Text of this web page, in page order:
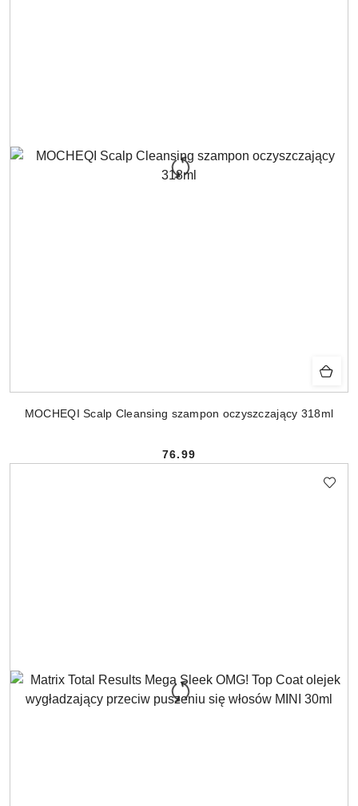
MOCHEQI Scalp Cleansing szampon oczyszczający 318ml
Cena:
76.99